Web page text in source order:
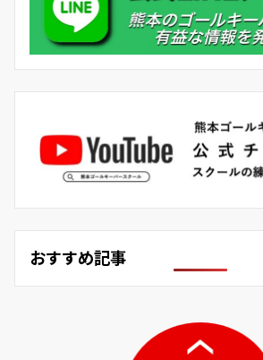
おすすめ記事